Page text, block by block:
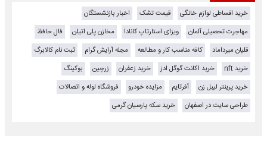
خرید اقساطی لوازم خانگی قیمت تشک
اخبار بازنشستگان
مهاجرت تحصیلی آلمان
ویزای استارتاپ کانادا مخازن پلی اتیلن
فال حافظ
قلیان میرداماد
کافه مناسب کار و مطالعه مجله آرایش گرام
ثبت نام کالابرگ
خرید nft
خرید اکانت گوگل ادز خرید زعفران زرچین
بوکینگ
خرید پرینتر لیبل زن
آفرتایم مزایده خودرو
فروشگاه لوله و اتصالات
طراحی سایت در اصفهان
خرید سکه پارسیان گرمی